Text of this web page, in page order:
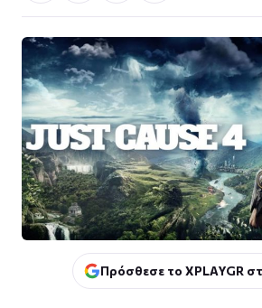
Πρόσθεσε το XPLAYGR